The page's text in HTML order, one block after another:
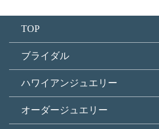
TOP
ブライダル
ハワイアンジュエリー
オーダージュエリー